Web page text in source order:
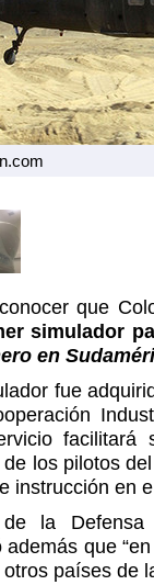
que
simulador
en
fue
los pilotos
instrucción en
de la
además que
países de